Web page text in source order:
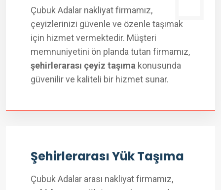
Çubuk Adalar nakliyat firmamız,
çeyizlerinizi güvenle ve özenle taşımak
için hizmet vermektedir. Müşteri
memnuniyetini ön planda tutan firmamız,
şehirlerarası çeyiz taşıma konusunda
güvenilir ve kaliteli bir hizmet sunar.
Şehirlerarası Yük Taşıma
Çubuk Adalar arası nakliyat firmamız,